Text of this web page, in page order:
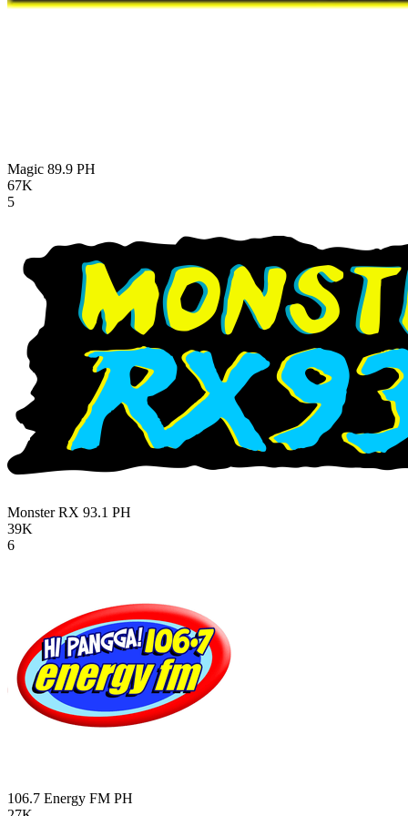
Magic 89.9 PH
67K
5
Monster RX 93.1 PH
39K
6
106.7 Energy FM PH